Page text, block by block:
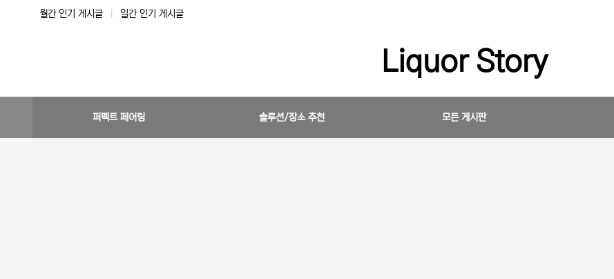
월간 인기 게시글 일간 인기 게시글
Liquor Story
퍼펙트 페어링 솔루션/장소 추천 모든 게시판